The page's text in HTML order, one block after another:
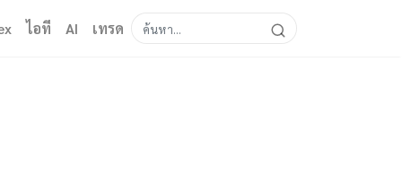
ไอที AI เทรด